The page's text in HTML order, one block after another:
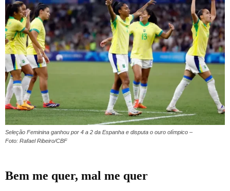
Seleção Feminina ganhou por 4 a 2 da Espanha e disputa o ouro olímpico –
Foto: Rafael Ribeiro/CBF
Bem me quer, mal me quer